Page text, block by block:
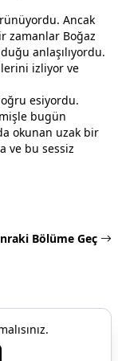
Ancak
zamanlar Boğaz
anlaşılıyordu.
izliyor ve
esiyordu.
bugün
okunan uzak bir
ve bu sessiz
Bölüme Geç